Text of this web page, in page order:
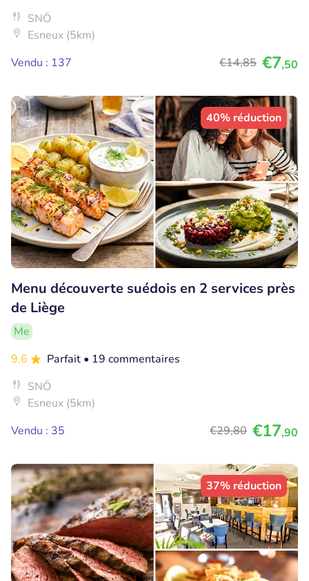
SNÖ
Esneux (5km)
Vendu : 137
€14,85 €7,50
40% réduction
Menu découverte suédois en 2 services près
de Liège
Me
9.6
Parfait • 19 commentaires
SNÖ
Esneux (5km)
Vendu : 35
€29,80 €17,90
37% réduction